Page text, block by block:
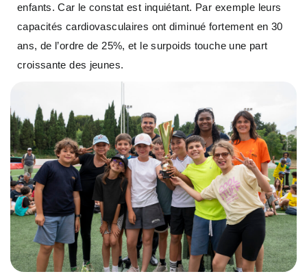
enfants. Car le constat est inquiétant. Par exemple leurs
capacités cardiovasculaires ont diminué fortement en 30
ans, de l’ordre de 25%, et le surpoids touche une part
croissante des jeunes.